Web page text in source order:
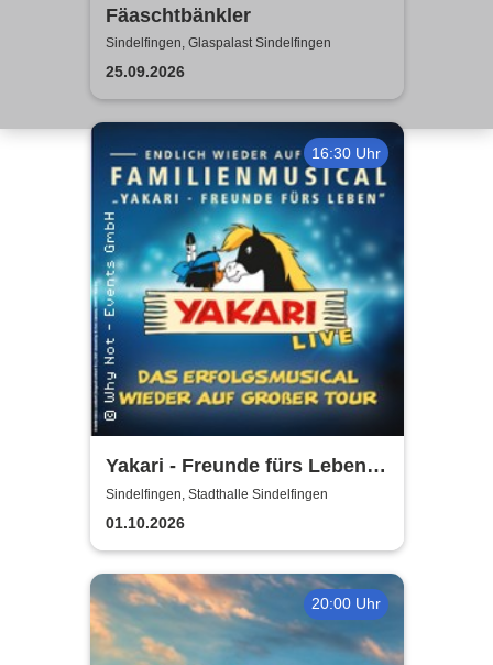
Fäaschtbänkler
Sindelfingen, Glaspalast Sindelfingen
25.09.2026
16:30 Uhr
Yakari - Freunde fürs Leben -
Das Musical für die ganze
Familie
Sindelfingen, Stadthalle Sindelfingen
01.10.2026
20:00 Uhr